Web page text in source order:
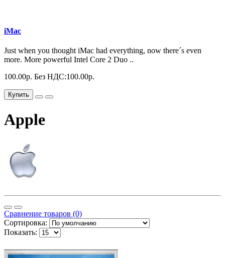
iMac
Just when you thought iMac had everything, now there´s even
more. More powerful Intel Core 2 Duo ..
100.00р. Без НДС:100.00р.
Купить
Apple
Сравнение товаров (0)
Сортировка:
Показать: